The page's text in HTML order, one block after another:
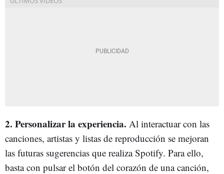
2. Personalizar la experiencia. Al interactuar con las
canciones, artistas y listas de reproducción se mejoran
las futuras sugerencias que realiza Spotify. Para ello,
basta con pulsar el botón del corazón de una canción,